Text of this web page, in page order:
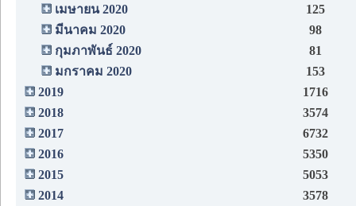
เมษายน 2020
125
มีนาคม 2020
98
กุมภาพันธ์ 2020
81
มกราคม 2020
153
2019
1716
2018
3574
2017
6732
2016
5350
2015
5053
2014
3578